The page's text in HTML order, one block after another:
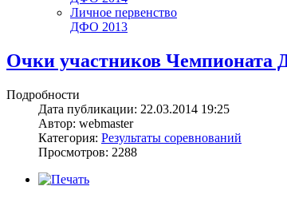
Личное первенство
ДФО 2013
Очки участников Чемпионата
Подробности
Дата публикации: 22.03.2014 19:25
Автор: webmaster
Категория: Результаты соревнований
Просмотров: 2288